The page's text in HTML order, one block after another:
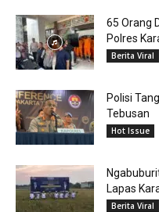
65 Orang
Polres
Berita Viral
Polisi
Tebusan
Hot Issue
Lapas
Berita Viral